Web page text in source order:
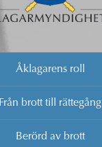
Åklagarens roll
Från brott till rättegång
Berörd av brott